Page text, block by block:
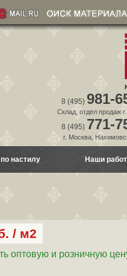
8 (495) 981-
Склад, отдел продаж
8 (495) 771-
г. Москва,
настилу Наши
/ м2
оптовую и розничную